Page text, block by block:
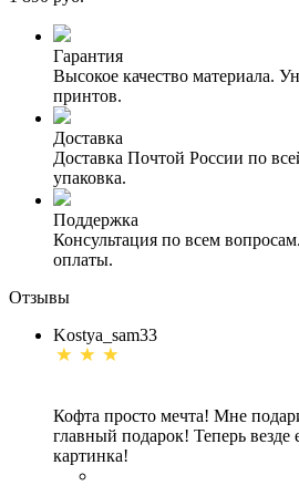
Гарантия
Высокое качество материала.
принтов.
Доставка
Доставка Почтой России по
упаковка.
Поддержка
Консультация по всем
оплаты.
Отзывы
Kostya_sam33
Кофта просто мечта! Мне
главный подарок! Теперь
картинка!